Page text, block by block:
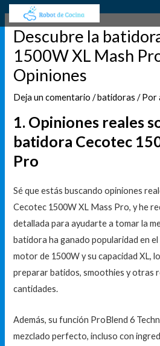
contenido
Descubre la
1500W XL Mash
Opiniones
Deja un comentario /batidoras / Por
1. Opiniones reales
batidora Cecotec
Pro
Sé que estás buscando opiniones
Cecotec 1500W XL Mass Pro, y he
detallada para ayudarte a tomar la
batidora ha ganado popularidad en
motor de 1500W y su capacidad XL,
preparar batidos, smoothies y otras
cantidades.
Además, su función ProBlend 6
mezclado perfecto, incluso con
Navegación
de
entradas
u
s
c
a
r